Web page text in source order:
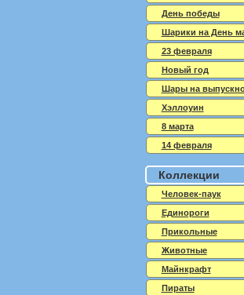
День победы
Шарики на День
23 февраля
Новый год
Шары на
Хэллоуин
8 марта
14 февраля
Коллекции
Человек-паук
Единороги
Прикольные
Животные
Майнкрафт
Пираты